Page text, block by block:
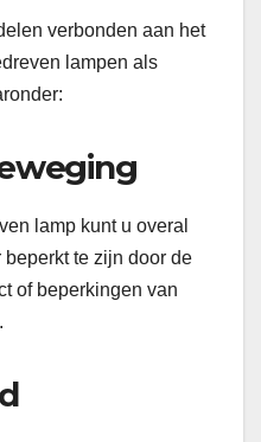
verbonden aan het
lampen als
lamp kunt u overal
te zijn door de
of beperkingen van